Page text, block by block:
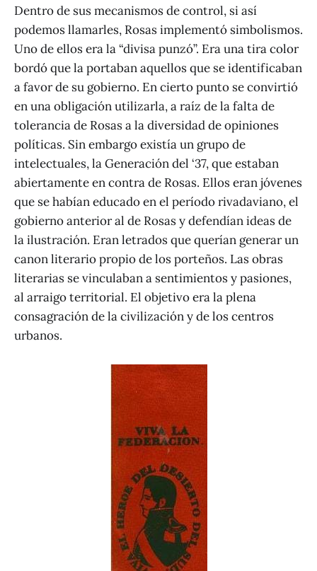
Dentro de sus mecanismos de control, si así
podemos llamarles, Rosas implementó simbolismos.
Uno de ellos era la “divisa punzó”. Era una tira color
bordó que la portaban aquellos que se identificaban
a favor de su gobierno. En cierto punto se convirtió
en una obligación utilizarla, a raíz de la falta de
tolerancia de Rosas a la diversidad de opiniones
políticas. Sin embargo existía un grupo de
intelectuales, la Generación del ‘37, que estaban
abiertamente en contra de Rosas. Ellos eran jóvenes
que se habían educado en el período rivadaviano, el
gobierno anterior al de Rosas y defendían ideas de
la ilustración. Eran letrados que querían generar un
canon literario propio de los porteños. Las obras
literarias se vinculaban a sentimientos y pasiones,
al arraigo territorial. El objetivo era la plena
consagración de la civilización y de los centros
urbanos.